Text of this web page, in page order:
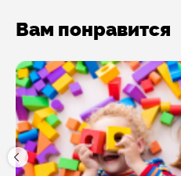
Вам понравится